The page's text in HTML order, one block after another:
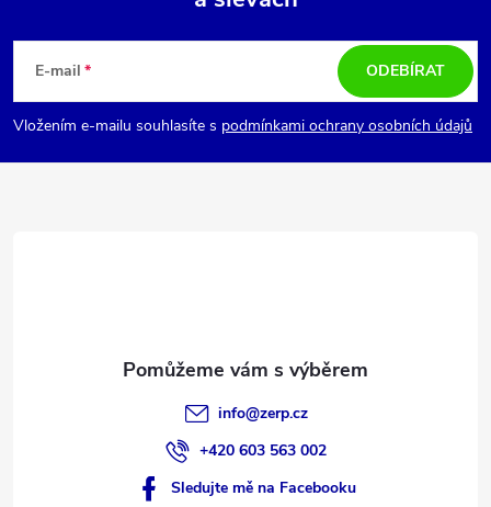
p
a
E-mail
Vložením e-mailu souhlasíte s podmínkami ochrany osobních údajů
ODEBÍRAT
info@zerp.cz
+420 603 563 002
Sledujte mě na Facebooku